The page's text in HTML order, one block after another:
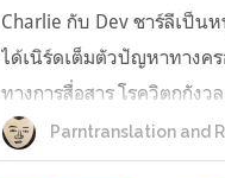
Charlie กับ Dev ชาร์ลีเป็น
ได้เนิร์ดเต็มตัวปัญหาทางค
ทางการสื่อสาร โรควิตกกังว
เรียกได้ว่าครบองค์ประกอบ
เชื่อในรักแท้ ไม่เคยมีความ
Parntranslation and